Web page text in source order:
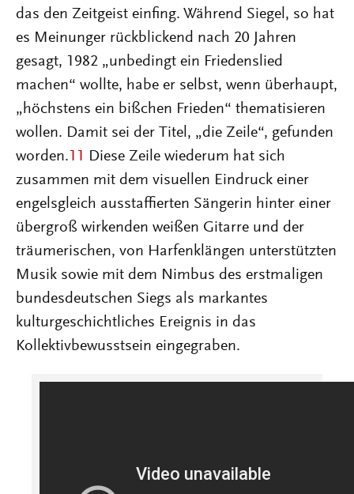
das den Zeitgeist einfing. Während Siegel, so hat
es Meinunger rückblickend nach 20 Jahren
gesagt, 1982 „unbedingt ein Friedenslied
machen“ wollte, habe er selbst, wenn überhaupt,
„höchstens ein bißchen Frieden“ thematisieren
wollen. Damit sei der Titel, „die Zeile“, gefunden
worden. 11 Diese Zeile wiederum hat sich
zusammen mit dem visuellen Eindruck einer
engelsgleich ausstaffierten Sängerin hinter einer
übergroß wirkenden weißen Gitarre und der
träumerischen, von Harfenklängen unterstützten
Musik sowie mit dem Nimbus des erstmaligen
bundesdeutschen Siegs als markantes
kulturgeschichtliches Ereignis in das
Kollektivbewusstsein eingegraben.